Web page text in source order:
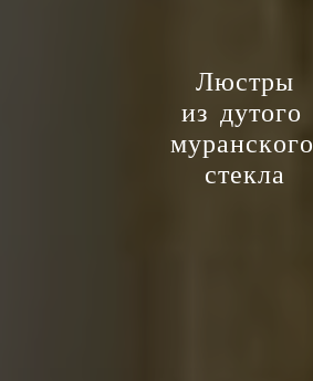
Люстры
из дутого
муранского
стекла